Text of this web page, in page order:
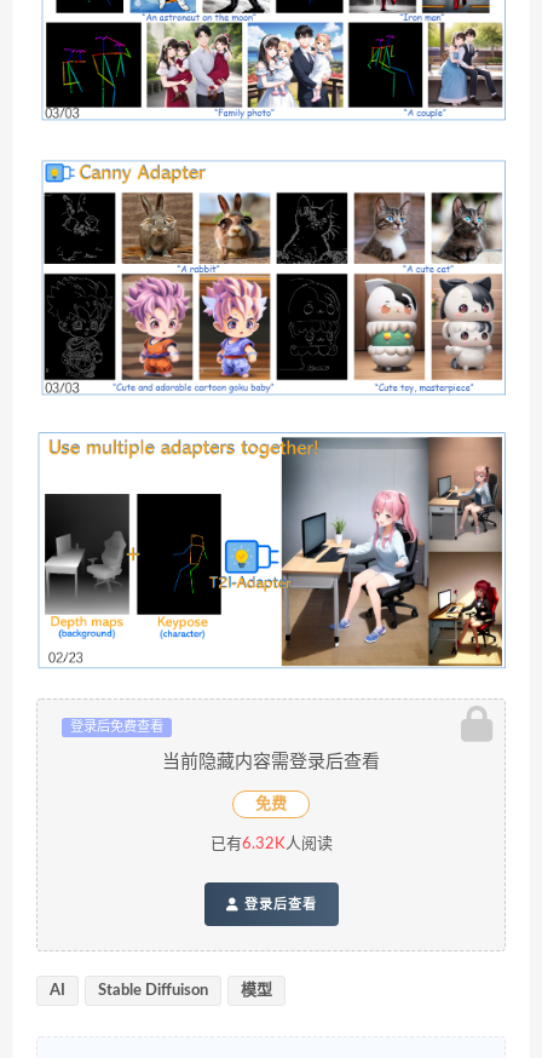
登录后免费查看
当前隐藏内容需登录后查看
免费
已有6.32K 人阅读
登录后查看
AI Stable Diffuison 模型